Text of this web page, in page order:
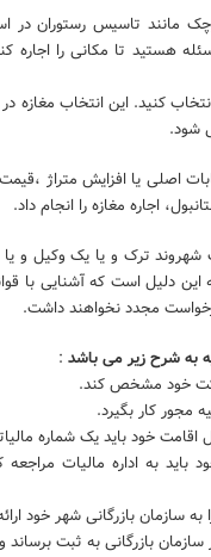
مثبت شخصیت در زبان ترکی
کارتال استانبول؛
کاخ توپکاپی استانبول
مانند تاسیس رستوران در
هستید تا مکانی را اجاره
کنید. این انتخاب مغازه
شود.
اصلی یا افزایش متراژ
ترک و یا یک وکیل و یا
دلیل است که آشنایی با
به شرح زیر می باشد :
خود مشخص کند.
مجور کار بگیرد.
خود باید یک شماره
به اداره مالیات
سازمان بازرگانی شهر خود
بازرگانی به ثبت